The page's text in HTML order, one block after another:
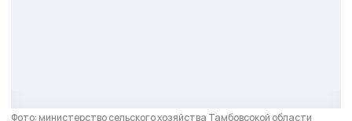
Фото: министерство сельского хозяйства Тамбовсокой области